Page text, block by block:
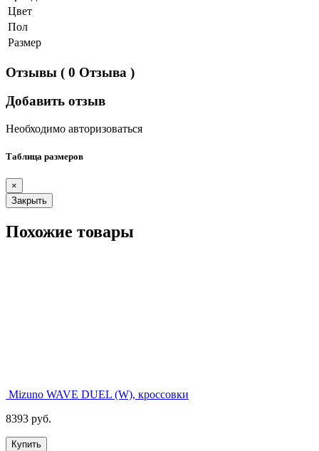
Цвет
Пол
Размер
Отзывы ( 0 Отзыва )
Добавить отзыв
Необходимо авторизоваться
Таблица размеров
×
Закрыть
Похожие товары
Mizuno WAVE DUEL (W), кроссовки
8393 руб.
Купить